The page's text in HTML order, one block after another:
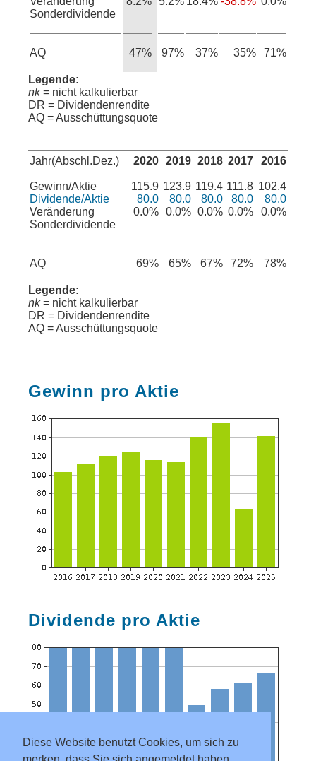
Diese Website benutzt Cookies, um sich zu
Sonderdividende
AQ 47% 97% 37% 35% 71%
Legende:
nk= nicht kalkulierbar
DR = Dividendenrendite
AQ = Ausschüttungsquote
Jahr(Abschl.Dez.)
Gewinn/Aktie
Dividende/Aktie
Veränderung
Sonderdividende
AQ
2020
115.9
80.0
0.0%
69%
2019
123.9
80.0
0.0%
65%
2018
119.4
80.0
0.0%
67%
2017
111.8
80.0
0.0%
72%
2016
102.4
80.0
0.0%
78%
Legende:
nk= nicht kalkulierbar
DR = Dividendenrendite
AQ = Ausschüttungsquote
Gewinn pro Aktie
Dividende pro Aktie